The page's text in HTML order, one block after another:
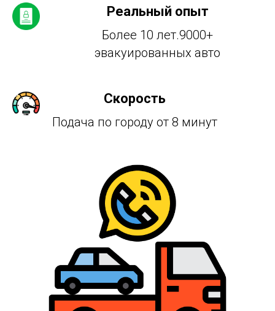
Реальный опыт
Более 10 лет.9000+
эвакуированных авто
Скорость
Подача по городу от 8 минут